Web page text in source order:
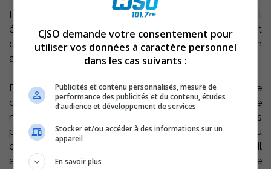
Le conseil d’administration de Développement
économique Pierre-De Saurel (DÉPS) annonce le départ
de son directeur général, David Plasse, dont la démission
a été officiellement reçue le lundi 8 septembre.
Dans un bref communiqué émis par DÉPS, la présidente
du CA, Chantal Cimon, souhaite à monsieur Plasse « le
meilleur succès dans ses nouveaux projets
professionnels. » Elle souligne « son engagement au
cours des dernières années et le vent de positivisme qu’il
a su insuffler au développement de notre économie
CJSO demande votre consentement pour
utiliser vos données à caractère personnel
dans les cas suivants :
Publicités et contenu personnalisés, mesure de
performance des publicités et du contenu, études
d’audience et développement de services
Stocker et/ou accéder à des informations sur un
appareil
En savoir plus